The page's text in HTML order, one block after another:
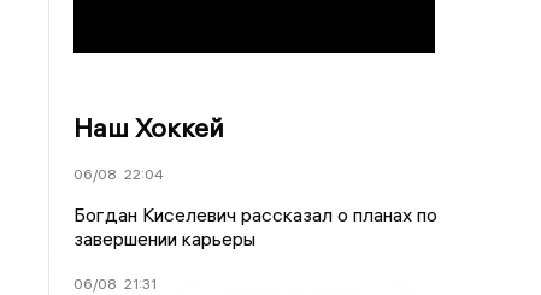
Наш Хоккей
06/08 22:04
Богдан Киселевич рассказал о планах по
завершении карьеры
06/08 21:31